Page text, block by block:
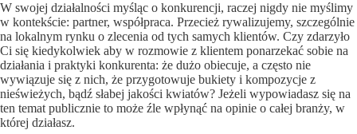
W swojej działalności myśląc o konkurencji, raczej nigdy nie myślimy
w kontekście: partner, współpraca. Przecież rywalizujemy, szczególnie
na lokalnym rynku o zlecenia od tych samych klientów. Czy zdarzyło
Ci się kiedykolwiek aby w rozmowie z klientem ponarzekać sobie na
działania i praktyki konkurenta: że dużo obiecuje, a często nie
wywiązuje się z nich, że przygotowuje bukiety i kompozycje z
nieświeżych, bądź słabej jakości kwiatów? Jeżeli wypowiadasz się na
ten temat publicznie to może źle wpłynąć na opinie o całej branży, w
której działasz.